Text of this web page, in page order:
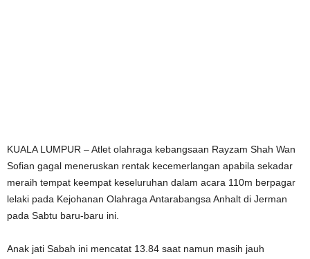
KUALA LUMPUR – Atlet olahraga kebangsaan Rayzam Shah Wan
Sofian gagal meneruskan rentak kecemerlangan apabila sekadar
meraih tempat keempat keseluruhan dalam acara 110m berpagar
lelaki pada Kejohanan Olahraga Antarabangsa Anhalt di Jerman
pada Sabtu baru-baru ini.
Anak jati Sabah ini mencatat 13.84 saat namun masih jauh